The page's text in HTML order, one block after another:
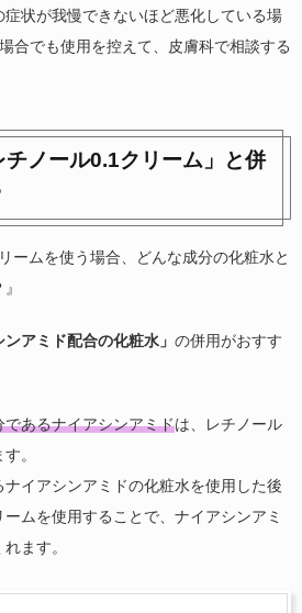
症状が我慢できないほど悪化している場
合でも使用を控えて、皮膚科で相談する
ノール0.1クリーム」と併
ームを使う場合、どんな成分の化粧水と
ンアミド配合の化粧水」 の併用がおすす
あるナイアシンアミドは、レチノール
。
ナイアシンアミドの化粧水を使用した後
ムを使用することで、ナイアシンアミ
ます。